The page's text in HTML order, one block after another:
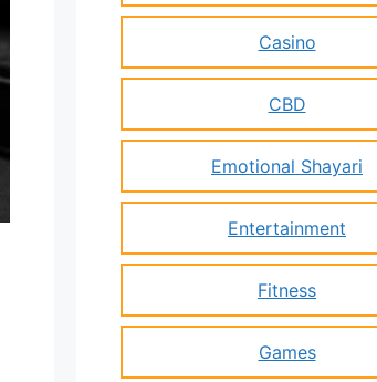
Casino
CBD
Emotional Shayari
Entertainment
Fitness
Games